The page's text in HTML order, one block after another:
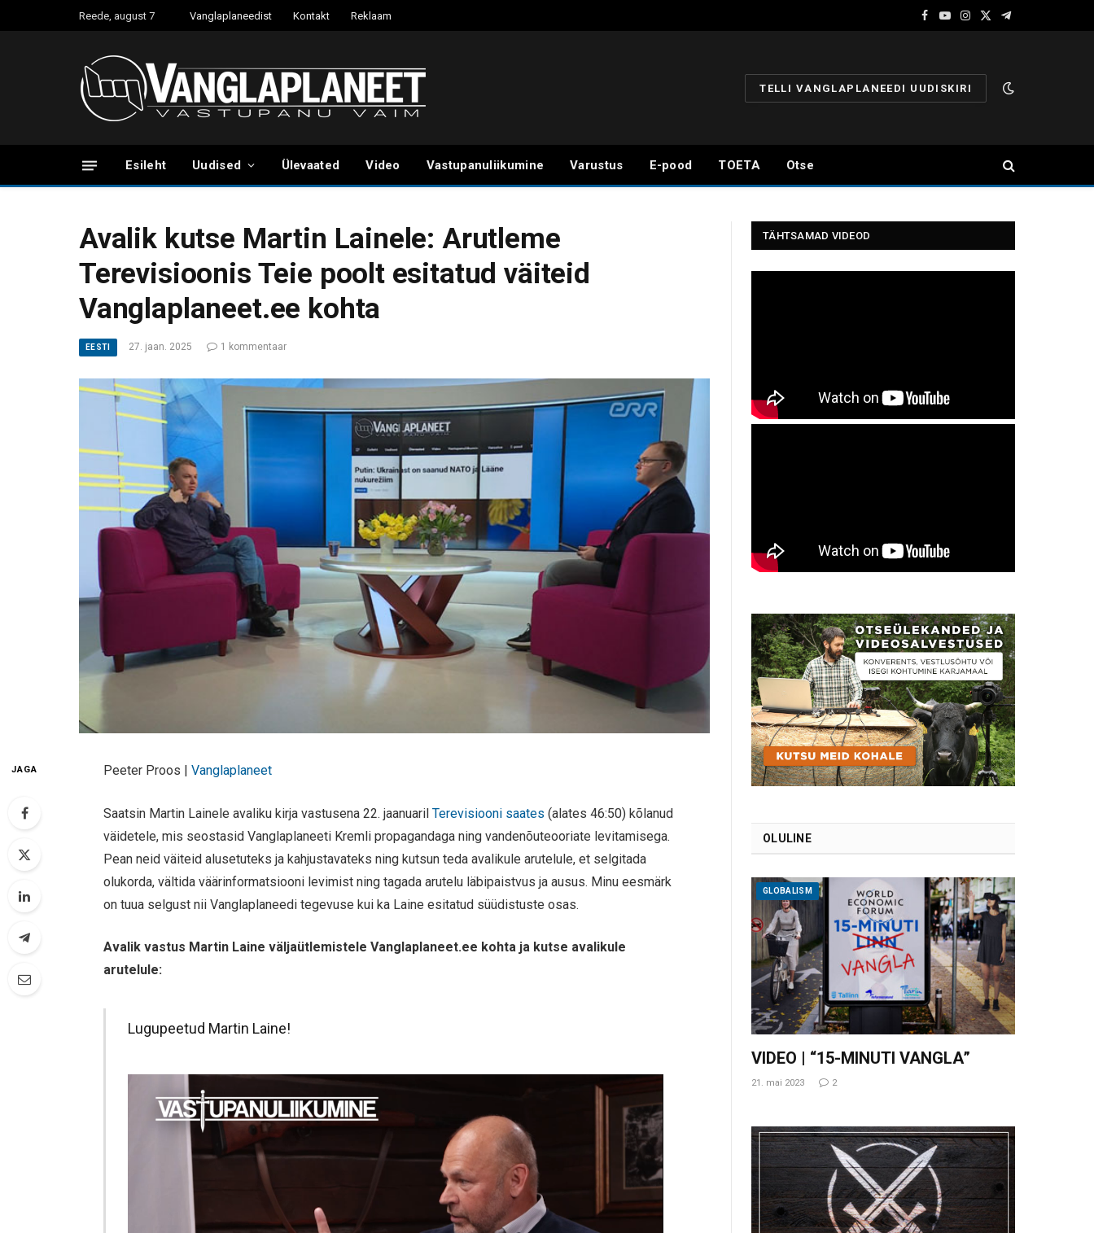
Reede, august 7 Vanglaplaneedist Kontakt Reklaam
Facebook
YouTube
Instagram
X
Telegram
TELLI VANGLAPLANEEDI UUDISKIRI
Esileht Uudised Ülevaated Video Vastupanuliikumine Varustus E-pood TOETA Otse
Avalik kutse Martin Lainele: Arutleme
Terevisioonis Teie poolt esitatud väiteid
Vanglaplaneet.ee kohta
EESTI 27. jaan. 2025 1 kommentaar
JAGA Peeter Proos |Vanglaplaneet
Saatsin Martin Lainele avaliku kirja vastusena 22. jaanuarilTerevisiooni saates (alates 46:50) kõlanud
väidetele, mis seostasid Vanglaplaneeti Kremli propagandaga ning vandenõuteooriate levitamisega.
Pean neid väiteid alusetuteks ja kahjustavateks ning kutsun teda avalikule arutelule, et selgitada
olukorda, vältida väärinformatsiooni levimist ning tagada arutelu läbipaistvus ja ausus. Minu eesmärk
on tuua selgust nii Vanglaplaneedi tegevuse kui ka Laine esitatud süüdistuste osas.
Avalik vastus Martin Laine väljaütlemistele Vanglaplaneet.ee kohta ja kutse avalikule
arutelule:
Lugupeetud Martin Laine!
TÄHTSAMAD VIDEOD
OLULINE
GLOBALISM
VIDEO | “15-MINUTI VANGLA”
21. mai 2023 2